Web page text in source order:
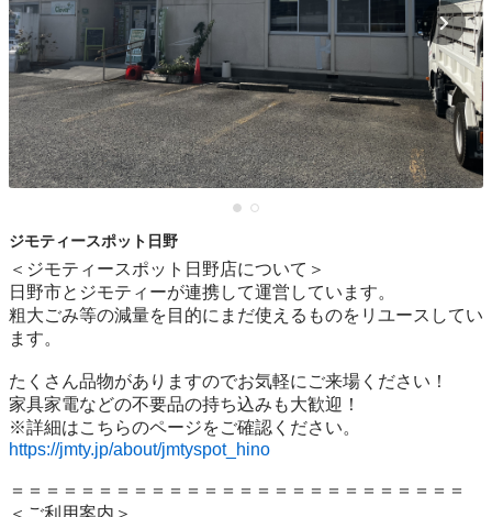
ジモティースポット日野
＜ジモティースポット日野店について＞
日野市とジモティーが連携して運営しています。
粗⼤ごみ等の減量を⽬的にまだ使えるものをリユースしてい
ます。
たくさん品物がありますのでお気軽にご来場ください！
家具家電などの不要品の持ち込みも大歓迎！
https://jmty.jp/about/jmtyspot_hino
＝＝＝＝＝＝＝＝＝＝＝＝＝＝＝＝＝＝＝＝＝＝＝＝＝＝
＜ご利用案内＞